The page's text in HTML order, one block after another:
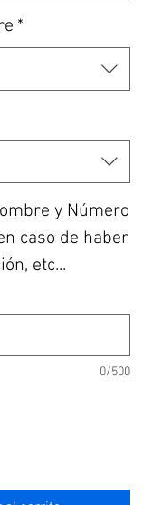
*
y Número
caso de haber
etc...
0/500